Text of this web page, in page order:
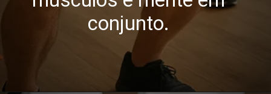
conjunto.